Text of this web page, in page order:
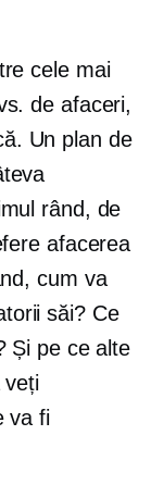
cele mai
de afaceri,
Un plan de
rând, de
afacerea
cum va
săi? Ce
Și pe ce alte
veți
va fi